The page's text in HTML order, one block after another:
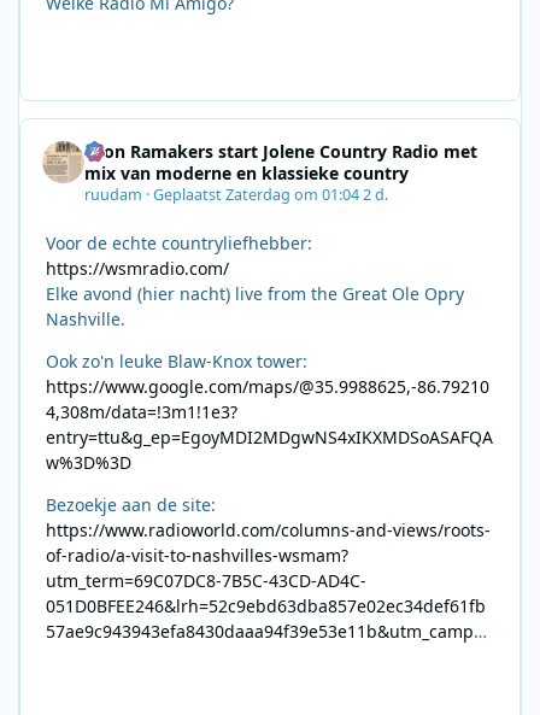
Leon Ramakers start Jolene Country Radio met
mix van moderne en klassieke country
ruudam ·GeplaatstZaterdag om 01:042 d.
Voor de echte countryliefhebber:
https://wsmradio.com/
Elke avond (hier nacht) live from the Great Ole Opry
Nashville.
Ook zo'n leuke Blaw-Knox tower:
https://www.google.com/maps/@35.9988625,-86.79210
4,308m/data=!3m1!1e3?
entry=ttu&g_ep=EgoyMDI2MDgwNS4xIKXMDSoASAFQA
w%3D%3D
Bezoekje aan de site:
https://www.radioworld.com/columns-and-views/roots-
of-radio/a-visit-to-nashvilles-wsmam?
utm_term=69C07DC8-7B5C-43CD-AD4C-
051D0BFEE246&lrh=52c9ebd63dba857e02ec34def61fb
57ae9c943943efa8430daaa94f39e53e11b&utm_campai